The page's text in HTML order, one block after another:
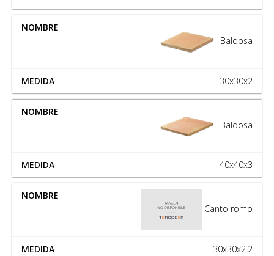
Baldosa
30x30x2
Baldosa
40x40x3
Canto romo
30x30x2.2